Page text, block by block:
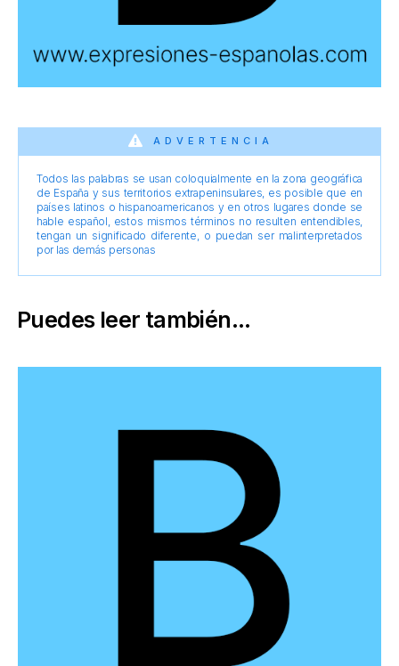
ADVERTENCIA
Todos las palabras se usan coloquialmente en la zona geográfica
de España y sus territorios extrapeninsulares, es posible que en
países latinos o hispanoamericanos y en otros lugares donde se
hable español, estos mismos términos no resulten entendibles,
tengan un significado diferente, o puedan ser malinterpretados
por las demás personas
Puedes leer también...